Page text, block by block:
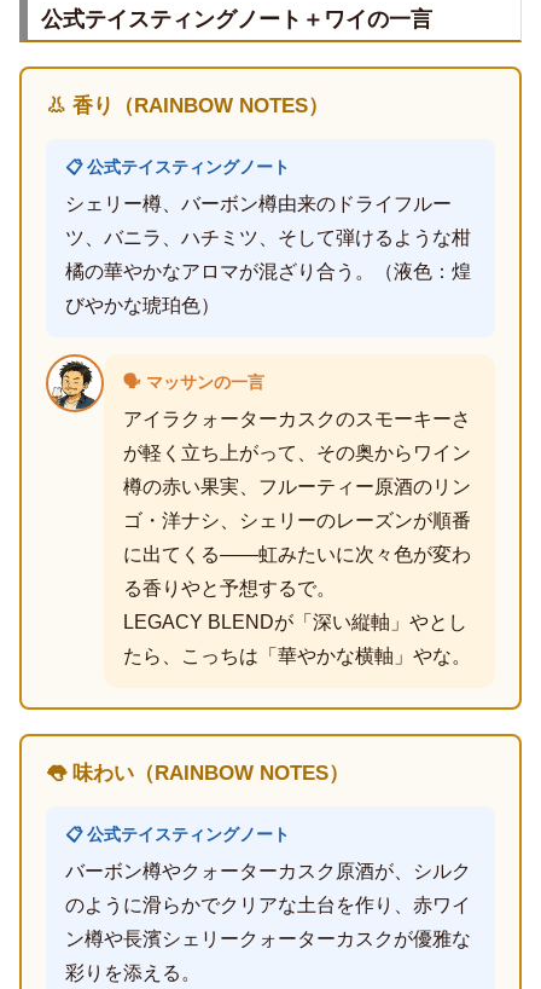
公式テイスティングノート＋ワイの一言
👃 香り（RAINBOW NOTES）
📋 公式テイスティングノート
シェリー樽、バーボン樽由来のドライフルー
ツ、バニラ、ハチミツ、そして弾けるような柑
橘の華やかなアロマが混ざり合う。（液色：煌
びやかな琥珀色）
🗣️ マッサンの一言
アイラクォーターカスクのスモーキーさ
が軽く立ち上がって、その奥からワイン
樽の赤い果実、フルーティー原酒のリン
ゴ・洋ナシ、シェリーのレーズンが順番
に出てくる――虹みたいに次々色が変わ
る香りやと予想するで。
LEGACY BLENDが「深い縦軸」やとし
たら、こっちは「華やかな横軸」やな。
👅 味わい（RAINBOW NOTES）
📋 公式テイスティングノート
バーボン樽やクォーターカスク原酒が、シルク
のように滑らかでクリアな土台を作り、赤ワイ
ン樽や長濱シェリークォーターカスクが優雅な
彩りを添える。